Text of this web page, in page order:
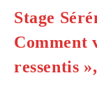
Stage
Comment
ressentis